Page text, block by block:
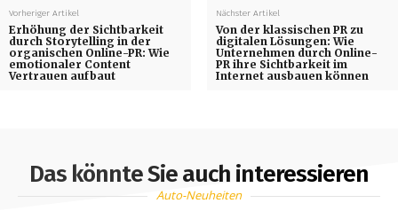
Vorheriger Artikel
Erhöhung der Sichtbarkeit
durch Storytelling in der
organischen Online-PR: Wie
emotionaler Content
Vertrauen aufbaut
Nächster Artikel
Von der klassischen PR zu
digitalen Lösungen: Wie
Unternehmen durch Online-
PR ihre Sichtbarkeit im
Internet ausbauen können
Das könnte Sie auch interessieren
Auto-Neuheiten